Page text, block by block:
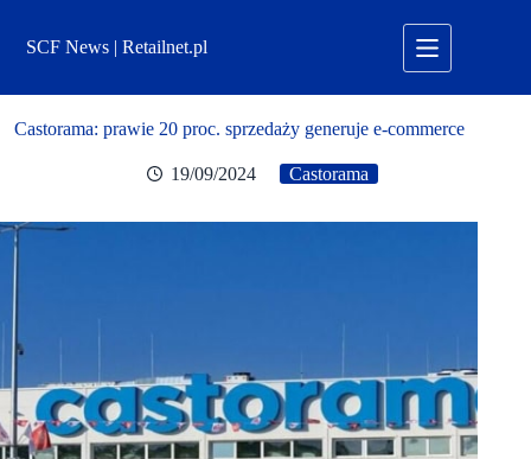
treściSCF News | Retailnet.pl
Castorama: prawie 20 proc. sprzedaży generuje e-commerce
19/09/2024 Castorama